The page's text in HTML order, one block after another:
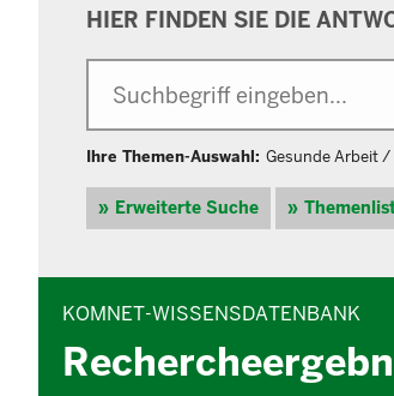
HIER FINDEN SIE DIE
Ihre Themen-Auswahl: Gesunde Arbeit
Erweiterte Suche
KOMNET-WISSENSDATENBANK